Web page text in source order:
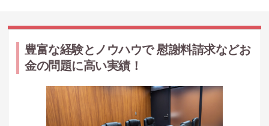
豊富な経験とノウハウで 慰謝料請求などお
金の問題に高い実績！